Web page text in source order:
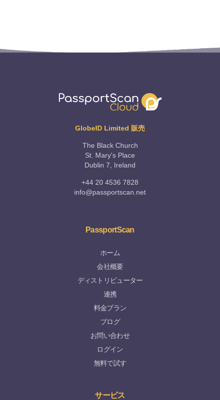
GlobeID Limited 販売
The Black Church
St. Mary's Place
Dublin 7, Ireland
+44 20 4536 7828
info@passportscan.net
PassportScan
ホーム
会社概要
ディストリビューター
連携
料金プラン
ブログ
お問い合わせ
ログイン
無料で試す
サービス